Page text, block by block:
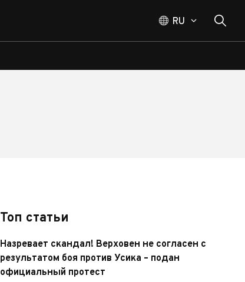
RU
Топ статьи
Назревает скандал! Верховен не согласен с
результатом боя против Усика – подан
официальный протест